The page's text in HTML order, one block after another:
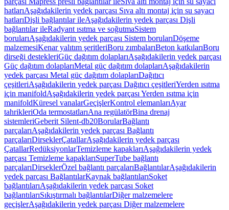
hatlarıAşağıdakilerin yedek parçası Sıva altı montaj için su sayacı
hatlarıDişli bağlantılar ileAşağıdakilerin yedek parçası Dişli
bağlantılar ileRadyant ısıtma ve soğutmaSistem
borularıAşağıdakilerin yedek parçası Sistem borularıDöşeme
malzemesiKenar yalıtım şeritleriBoru zımbalarıBeton katkılarıBoru
dirseği destekleriGüç dağıtım dolaplarıAşağıdakilerin yedek parçası
Güç dağıtım dolaplarıMetal güç dağıtım dolaplarıAşağıdakilerin
yedek parçası Metal güç dağıtım dolaplarıDağıtıcı
çeşitleriAşağıdakilerin yedek parçası Dağıtıcı çeşitleriYerden ısıtma
için manifoldAşağıdakilerin yedek parçası Yerden ısıtma için
manifoldKüresel vanalarGeçişlerKontrol elemanlarıAyar
tahrikleriOda termostatlarıAna regülatörBina drenaj
sistemleriGeberit Silent-db20BorularBağlantı
parçalarıAşağıdakilerin yedek parçası Bağlantı
parçalarıDirseklerÇatallarAşağıdakilerin yedek parçası
ÇatallarRedüksiyonlarTemizleme kapaklarıAşağıdakilerin yedek
parçası Temizleme kapaklarıSuperTube bağlantı
parçalarıDirseklerÖzel bağlantı parçalarıBağlantılarAşağıdakilerin
yedek parçası BağlantılarKaynak bağlantılarıSoket
bağlantılarıAşağıdakilerin yedek parçası Soket
bağlantılarıSıkıştırmalı bağlantılarDiğer malzemelere
geçişlerAşağıdakilerin yedek parçası Diğer malzemelere